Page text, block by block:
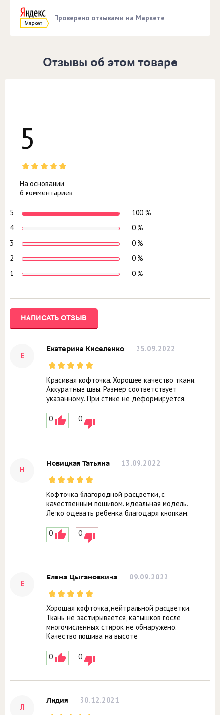
Проверено отзывами на Маркете
Отзывы об этом товаре
5
На основании
6 комментариев
5
100 %
4
0 %
3
0 %
2
0 %
1
0 %
НАПИСАТЬ ОТЗЫВ
Е
Екатерина Киселенко 25.09.2022
Красивая кофточка. Хорошее качество ткани.
Аккуратные швы. Размер соответствует
указанному. При стике не деформируется.
0 0
Н
Новицкая Татьяна 13.09.2022
Кофточка благородной расцветки, с
качественным пошивом. идеальная модель.
Легко одевать ребенка благодаря кнопкам.
0 0
Е
Елена Цыгановкина 09.09.2022
Хорошая кофточка, нейтральной расцветки.
Ткань не застирывается, катышков после
многочисленных стирок не обнаружено.
Качество пошива на высоте
0 0
Л
Лидия 30.12.2021